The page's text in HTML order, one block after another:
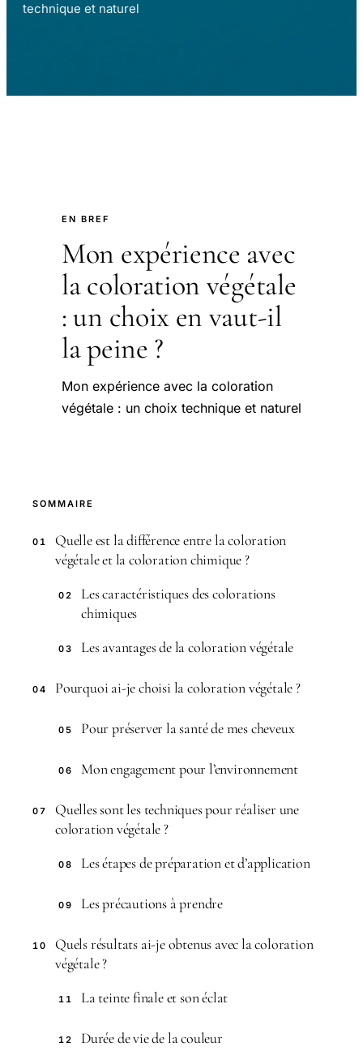
technique et naturel
EN BREF
Mon expérience avec
la coloration végétale
: un choix en vaut-il
la peine ?
Mon expérience avec la coloration
végétale : un choix technique et naturel
SOMMAIRE
01
Quelle est la différence entre la coloration
végétale et la coloration chimique ?
02
Les caractéristiques des colorations
chimiques
03 Les avantages de la coloration végétale
04 Pourquoi ai-je choisi la coloration végétale ?
05 Pour préserver la santé de mes cheveux
06 Mon engagement pour l’environnement
07
Quelles sont les techniques pour réaliser une
coloration végétale ?
08 Les étapes de préparation et d’application
09 Les précautions à prendre
10
Quels résultats ai-je obtenus avec la coloration
végétale ?
11 La teinte finale et son éclat
12 Durée de vie de la couleur